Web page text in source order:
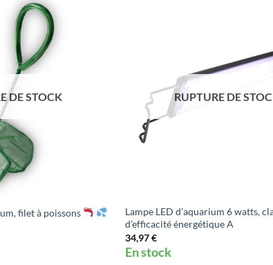
DE STOCK
filet à poissons
RUPTURE DE
Lampe LED d’aquarium 6 watts,
d’efficacité énergétique A
34,97€
En stock